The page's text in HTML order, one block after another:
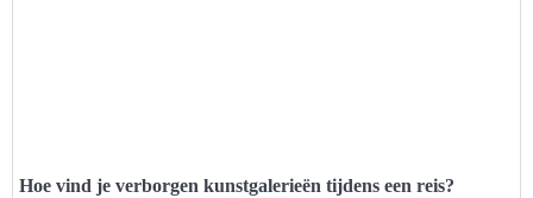
Hoe vind je verborgen kunstgalerieën tijdens een reis?